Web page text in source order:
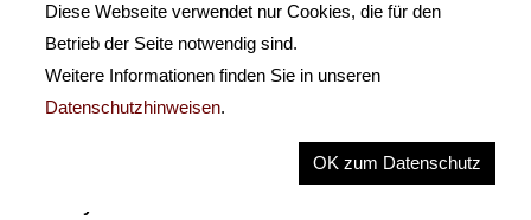
Diese Webseite verwendet nur Cookies, die für den
Betrieb der Seite notwendig sind.
Weitere Informationen finden Sie in unseren
Datenschutzhinweisen.
OK zum Datenschutz